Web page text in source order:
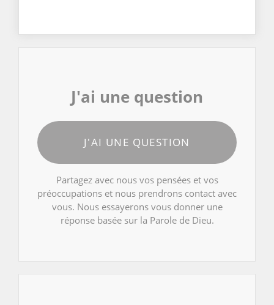
J'ai une question
J'AI UNE QUESTION
Partagez avec nous vos pensées et vos
préoccupations et nous prendrons contact avec
vous. Nous essayerons vous donner une
réponse basée sur la Parole de Dieu.